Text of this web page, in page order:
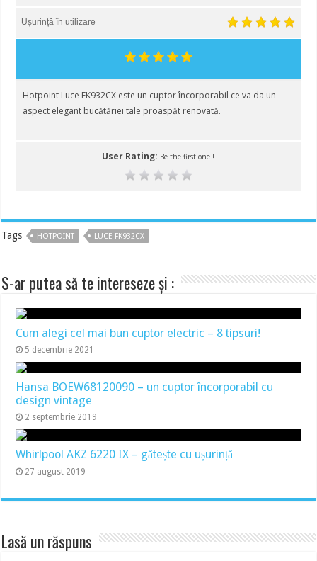
Ușurință în utilizare
Hotpoint Luce FK932CX este un cuptor încorporabil ce va da un
aspect elegant bucătăriei tale proaspăt renovată.
User Rating: Be the first one !
Tags HOTPOINT LUCE FK932CX
S-ar putea să te intereseze și :
Cum alegi cel mai bun cuptor electric – 8 tipsuri!
5 decembrie 2021
Hansa BOEW68120090 – un cuptor încorporabil cu
design vintage
2 septembrie 2019
Whirlpool AKZ 6220 IX – gătește cu ușurință
27 august 2019
Lasă un răspuns